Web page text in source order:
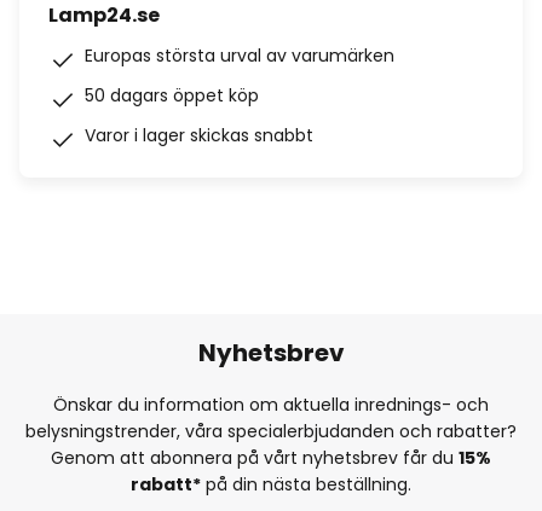
Lamp24.se
Europas största urval av varumärken
50 dagars öppet köp
Varor i lager skickas snabbt
Nyhetsbrev
Önskar du information om aktuella inrednings- och
belysningstrender, våra specialerbjudanden och rabatter?
Genom att abonnera på vårt nyhetsbrev får du 15%
rabatt* på din nästa beställning.